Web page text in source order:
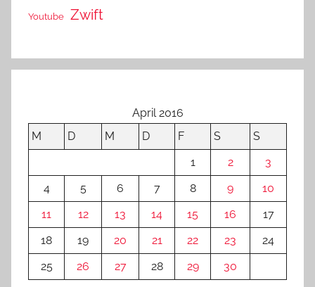
Youtube Zwift
April 2016
M
D M D F S
S
1
2
3
4
5 6 7 8 9
10
11
12 13 14 15 16
17
18
19 20 21 22 23
24
25
26 27 28 29 30